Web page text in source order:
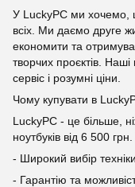
У LuckyPC ми хочемо,
всіх. Ми даємо друге
економити та
творчих проєктів. Наші
сервіс і розумні ціни.
Чому купувати в
LuckyPC - це більше,
ноутбуків від 6 500
- Широкий вибір
- Гарантію та